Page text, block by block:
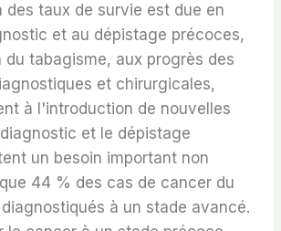
des taux de survie est due en
et au dépistage précoces,
du tabagisme, aux progrès des
et chirurgicales,
à l'introduction de nouvelles
et le dépistage
un besoin important non
44 % des cas de cancer du
à un stade avancé.